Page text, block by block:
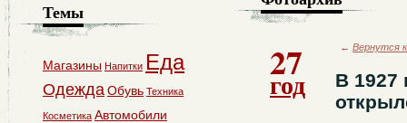
27
год
← Вернутся
В 1927
Темы
Магазины Напитки Еда
ОдеждаОбувь Техника
Косметика Автомобили